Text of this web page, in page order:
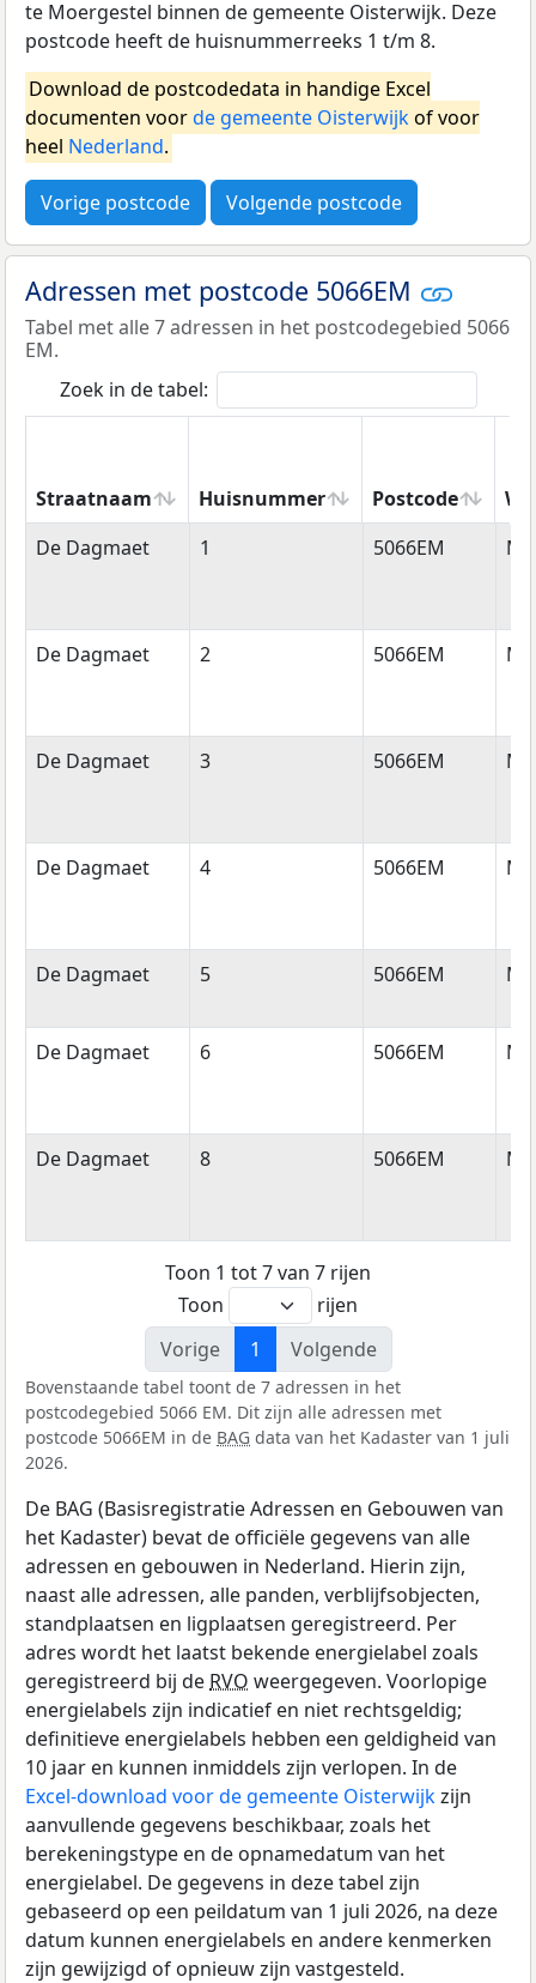
te Moergestel binnen de gemeente Oisterwijk. Deze
postcode heeft de huisnummerreeks 1 t/m 8.
Download de postcodedata in handige Excel
documenten voorde gemeente Oisterwijkof voor
heel Nederland.
Vorige postcode Volgende postcode
Adressen met postcode 5066EM
Tabel met alle 7 adressen in het postcodegebied 5066
EM.
Zoek in de tabel:
Straatnaam Huisnummer Postcode
Straatnaam
Huisnummer Postcode
De Dagmaet 1 5066EM
De Dagmaet 2 5066EM
De Dagmaet 3 5066EM
De Dagmaet 4 5066EM
De Dagmaet 5 5066EM
De Dagmaet 6 5066EM
De Dagmaet 8 5066EM
Toon 1 tot 7 van 7 rijen
Toon
rijen
Vorige
1 Volgende
Bovenstaande tabel toont de 7 adressen in het
postcodegebied 5066 EM. Dit zijn alle adressen met
postcode 5066EM in de BAG data van het Kadaster van 1 juli
2026.
De BAG (Basisregistratie Adressen en Gebouwen van
het Kadaster) bevat de officiële gegevens van alle
adressen en gebouwen in Nederland. Hierin zijn,
naast alle adressen, alle panden, verblijfsobjecten,
standplaatsen en ligplaatsen geregistreerd. Per
adres wordt het laatst bekende energielabel zoals
geregistreerd bij de RVO weergegeven. Voorlopige
energielabels zijn indicatief en niet rechtsgeldig;
definitieve energielabels hebben een geldigheid van
10 jaar en kunnen inmiddels zijn verlopen. In de
Excel-download voor de gemeente Oisterwijkzijn
aanvullende gegevens beschikbaar, zoals het
berekeningstype en de opnamedatum van het
energielabel. De gegevens in deze tabel zijn
gebaseerd op een peildatum van 1 juli 2026, na deze
datum kunnen energielabels en andere kenmerken
zijn gewijzigd of opnieuw zijn vastgesteld.